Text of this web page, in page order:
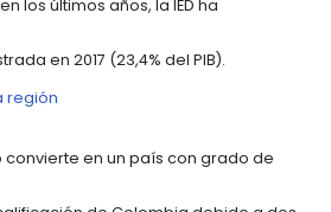
a septiembre de 2018 alcanzó
USD 46.076 millones
,
por grupos de